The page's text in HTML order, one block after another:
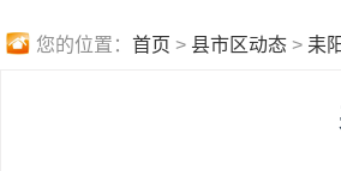
您的位置： 首页 > 县市区动态 > 耒